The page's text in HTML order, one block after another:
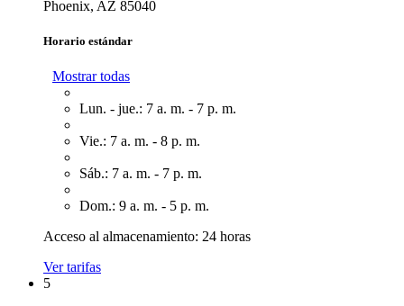
Phoenix, AZ 85040
Horario estándar
Mostrar todas
Lun. - jue.: 7 a. m. - 7 p. m.
Vie.: 7 a. m. - 8 p. m.
Sáb.: 7 a. m. - 7 p. m.
Dom.: 9 a. m. - 5 p. m.
Acceso al almacenamiento: 24 horas
Ver tarifas
5